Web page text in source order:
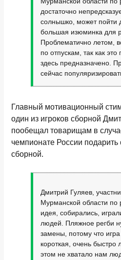
достаточно
солнышко, может пойти
большая изюминка для
Проблематично летом,
по отпускам, так как это
здесь предназначено.
сейчас
Главный мотивационный
один из игроков сборной
пообещал товарищам в
чемпионате России
сборной.
Дмитрий Гуляев,
Мурманской области по
идея, собирались,
людей. Пляжное регби
замены, потому что игра
короткая, очень быстро
этом не хватало нам